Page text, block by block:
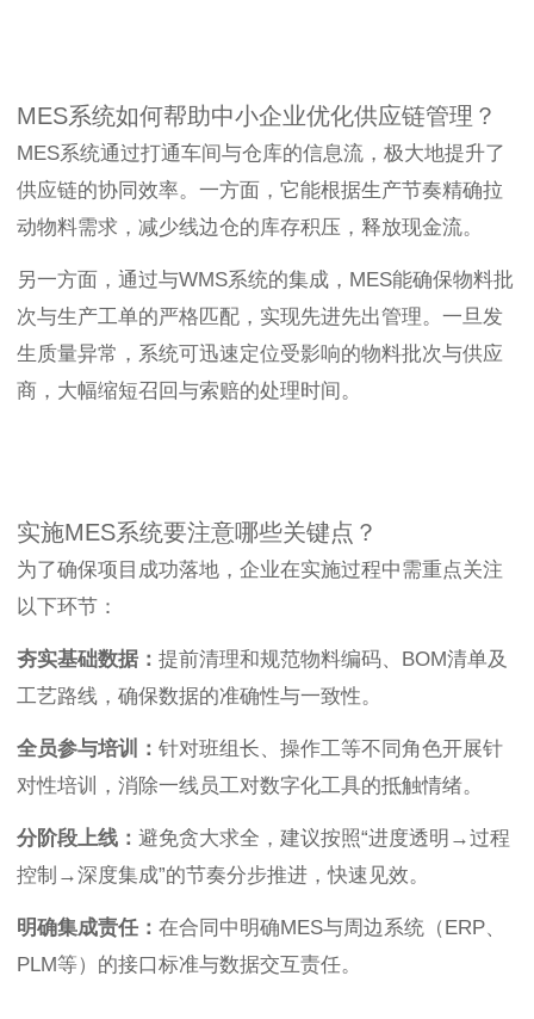
MES系统如何帮助中小企业优化供应链管理？
MES系统通过打通车间与仓库的信息流，极大地提升了
供应链的协同效率。一方面，它能根据生产节奏精确拉
动物料需求，减少线边仓的库存积压，释放现金流。
另一方面，通过与WMS系统的集成，MES能确保物料批
次与生产工单的严格匹配，实现先进先出管理。一旦发
生质量异常，系统可迅速定位受影响的物料批次与供应
商，大幅缩短召回与索赔的处理时间。
实施MES系统要注意哪些关键点？
为了确保项目成功落地，企业在实施过程中需重点关注
以下环节：
夯实基础数据： 提前清理和规范物料编码、BOM清单及
工艺路线，确保数据的准确性与一致性。
全员参与培训： 针对班组长、操作工等不同角色开展针
对性培训，消除一线员工对数字化工具的抵触情绪。
分阶段上线： 避免贪大求全，建议按照“进度透明→过程
控制→深度集成”的节奏分步推进，快速见效。
明确集成责任： 在合同中明确MES与周边系统（ERP、
PLM等）的接口标准与数据交互责任。